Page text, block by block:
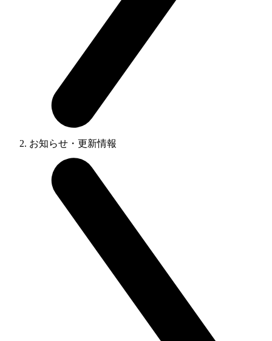
お知らせ・更新情報